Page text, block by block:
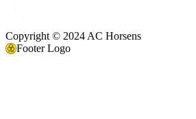
Copyright © 2024 AC Horsens
Footer Logo